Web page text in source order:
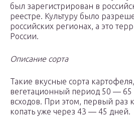
был зарегистрирован в
реестре. Культуру было
российских регионах, а это
России.
Описание сорта
Такие вкусные сорта
вегетационный период 50 — 65
всходов. При этом, первый раз
копать уже через 43 — 45 дней.